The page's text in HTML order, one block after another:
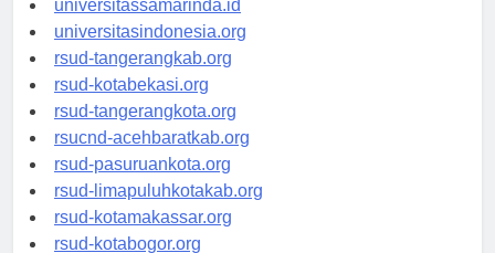
universitassamarinda.id
universitasindonesia.org
rsud-tangerangkab.org
rsud-kotabekasi.org
rsud-tangerangkota.org
rsucnd-acehbaratkab.org
rsud-pasuruankota.org
rsud-limapuluhkotakab.org
rsud-kotamakassar.org